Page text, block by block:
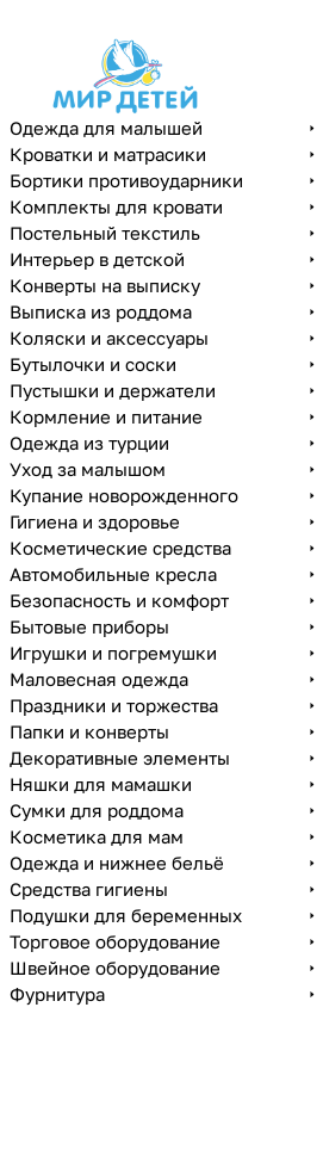
Одежда для малышей
Кроватки и матрасики
Бортики противоударники
Комплекты для кровати
Постельный текстиль
Интерьер в детской
Конверты на выписку
Выписка из роддома
Коляски и аксессуары
Бутылочки и соски
Пустышки и держатели
Кормление и питание
Одежда из турции
Уход за малышом
Купание новорожденного
Гигиена и здоровье
Косметические средства
Автомобильные кресла
Безопасность и комфорт
Бытовые приборы
Игрушки и погремушки
Маловесная одежда
Праздники и торжества
Папки и конверты
Декоративные элементы
Няшки для мамашки
Сумки для роддома
Косметика для мам
Одежда и нижнее бельё
Средства гигиены
Подушки для беременных
Торговое оборудование
Швейное оборудование
Фурнитура